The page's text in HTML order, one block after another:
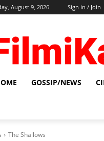
August 9, 2026 Sign in / Join
GOSSIP/NEWS
The Shallows